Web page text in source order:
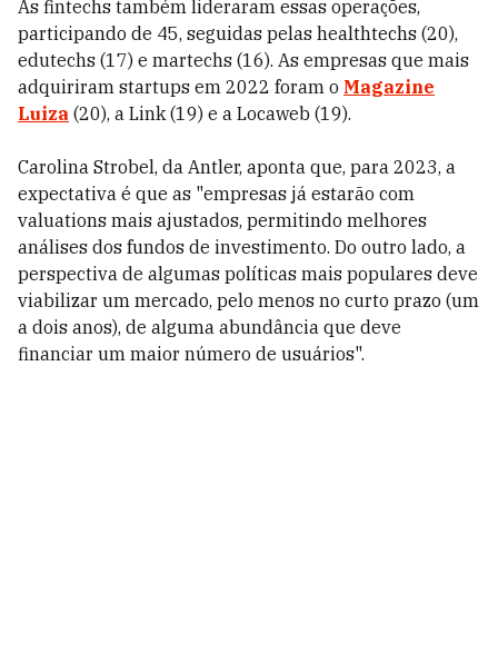
As fintechs também lideraram essas operações,
participando de 45, seguidas pelas healthtechs (20),
edutechs (17) e martechs (16). As empresas que mais
adquiriram startups em 2022 foram o Magazine
Luiza (20), a Link (19) e a Locaweb (19).
Carolina Strobel, da Antler, aponta que, para 2023, a
expectativa é que as "empresas já estarão com
valuations mais ajustados, permitindo melhores
análises dos fundos de investimento. Do outro lado, a
perspectiva de algumas políticas mais populares deve
viabilizar um mercado, pelo menos no curto prazo (um
a dois anos), de alguma abundância que deve
financiar um maior número de usuários".